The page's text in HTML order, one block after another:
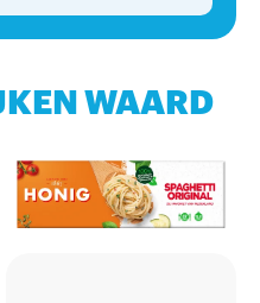
WAARD